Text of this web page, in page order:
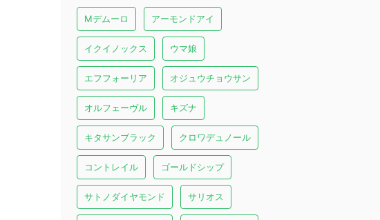
Mデムーロ アーモンドアイ
イクイノックス ウマ娘
エフフォーリア オジュウチョウサン
オルフェーヴル キズナ
キタサンブラック クロワデュノール
コントレイル ゴールドシップ
サトノダイヤモンド サリオス